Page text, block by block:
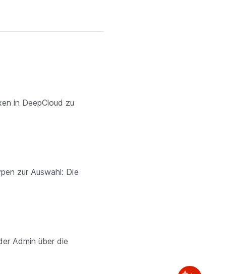
in DeepCloud zu
zur Auswahl: Die
Admin über die